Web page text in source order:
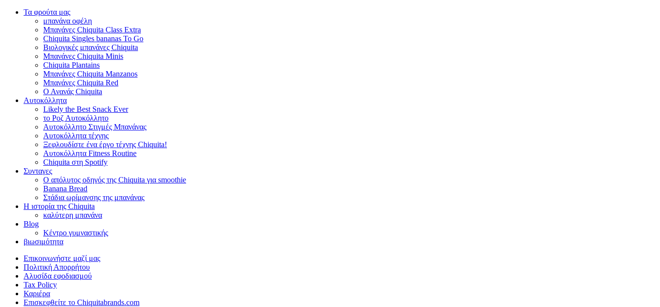
Τα φρούτα μας
μπανάνα οφέλη
Μπανάνες Chiquita Class Extra
Chiquita Singles bananas To Go
Βιολογικές μπανάνες Chiquita
Μπανάνες Chiquita Minis
Chiquita Plantains
Μπανάνες Chiquita Manzanos
Μπανάνες Chiquita Red
Ο Ανανάς Chiquita
Αυτοκόλλητα
Likely the Best Snack Ever
το Ροζ Αυτοκόλλητο
Αυτοκόλλητο Στιγμές Μπανάνας
Αυτοκόλλητα τέχνης
Ξεφλουδίστε ένα έργο τέχνης Chiquita!
Αυτοκόλλητα Fitness Routine
Chiquita στη Spotify
Συνταγες
Ο απόλυτος οδηγός της Chiquita για smoothie
Banana Bread
Στάδια ωρίμανσης της μπανάνας
Η ιστορία της Chiquita
καλύτερη μπανάνα
Blog
Κέντρο γυμναστικής
βιωσιμότητα
Επικοινωνήστε μαζί μας
Πολιτική Απορρήτου
Αλυσίδα εφοδιασμού
Tax Policy
Καριέρα
Επισκεφθείτε το Chiquitabrands.com